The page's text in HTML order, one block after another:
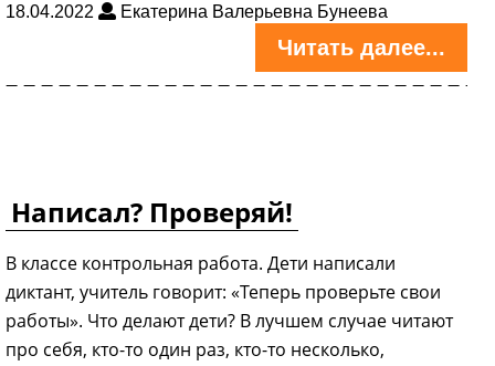
18.04.2022 Екатерина Валерьевна Бунеева
Читать далее...
Написал? Проверяй!
В классе контрольная работа. Дети написали
диктант, учитель говорит: «Теперь проверьте свои
работы». Что делают дети? В лучшем случае читают
про себя, кто-то один раз, кто-то несколько,